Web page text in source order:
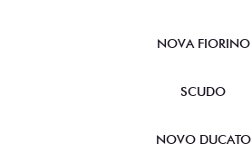
NOVA FIORINO
SCUDO
NOVO DUCATO